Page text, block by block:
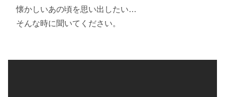
懐かしいあの頃を思い出したい…
そんな時に聞いてください。